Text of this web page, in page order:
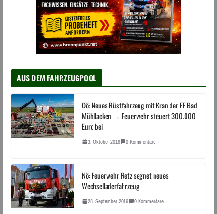
AUS DEM FAHRZEUGPOOL
Oö: Neues Rüstfahrzeug mit Kran der FF Bad
Mühllacken → Feuerwehr steuert 300.000
Euro bei
3. Oktober 2016 0 Kommentare
Nö: Feuerwehr Retz segnet neues
Wechselladerfahrzeug
28. September 2016 0 Kommentare